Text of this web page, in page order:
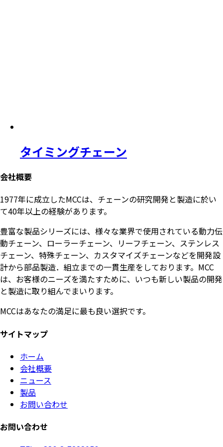
タイミングチェーン
会社概要
1977年に成立したMCCは、チェーンの研究開発と製造に於い
て40年以上の経験があります。
豊富な製品シリーズには、様々な業界で使用されている動力伝
動チェーン、ローラーチェーン、リーフチェーン、ステンレス
チェーン、特殊チェーン、カスタマイズチェーンなどを開発設
計から部品製造．組立までの一貫生産をしております。MCC
は、お客様のニーズを満たすために、いつも新しい製品の開発
と製造に取り組んでまいります。
MCCはあなたの満足に最も良い選択です。
サイトマップ
ホーム
会社概要
ニュース
製品
お問い合わせ
お問い合わせ